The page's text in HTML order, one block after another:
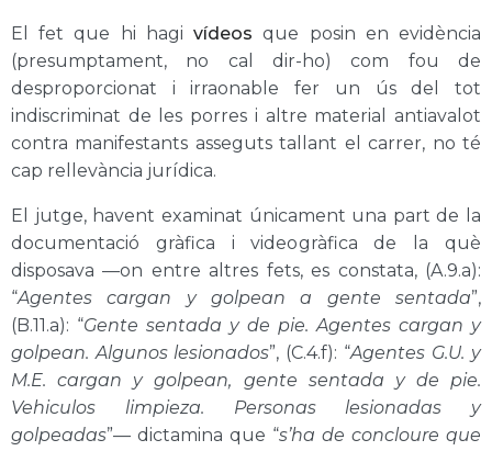
El fet que hi hagi vídeos que posin en evidència
(presumptament, no cal dir-ho) com fou de
desproporcionat i irraonable fer un ús del tot
indiscriminat de les porres i altre material antiavalot
contra manifestants asseguts tallant el carrer, no té
cap rellevància jurídica.
El jutge, havent examinat únicament una part de la
documentació gràfica i videogràfica de la què
disposava —on entre altres fets, es constata, (A.9.a):
“Agentes cargan y golpean a gente sentada”,
(B.11.a): “Gente sentada y de pie. Agentes cargan y
golpean. Algunos lesionados”, (C.4.f): “Agentes G.U. y
M.E. cargan y golpean, gente sentada y de pie.
Vehiculos limpieza. Personas lesionadas y
golpeadas”— dictamina que “s’ha de concloure que